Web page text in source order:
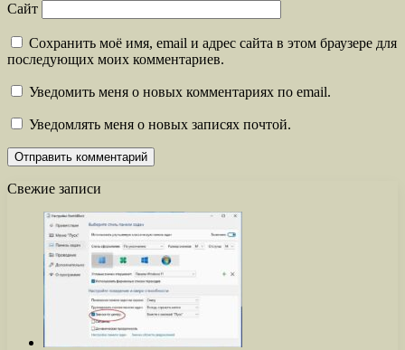
Сайт
Сохранить моё имя, email и адрес сайта в этом браузере для
последующих моих комментариев.
Уведомить меня о новых комментариях по email.
Уведомлять меня о новых записях почтой.
Свежие записи